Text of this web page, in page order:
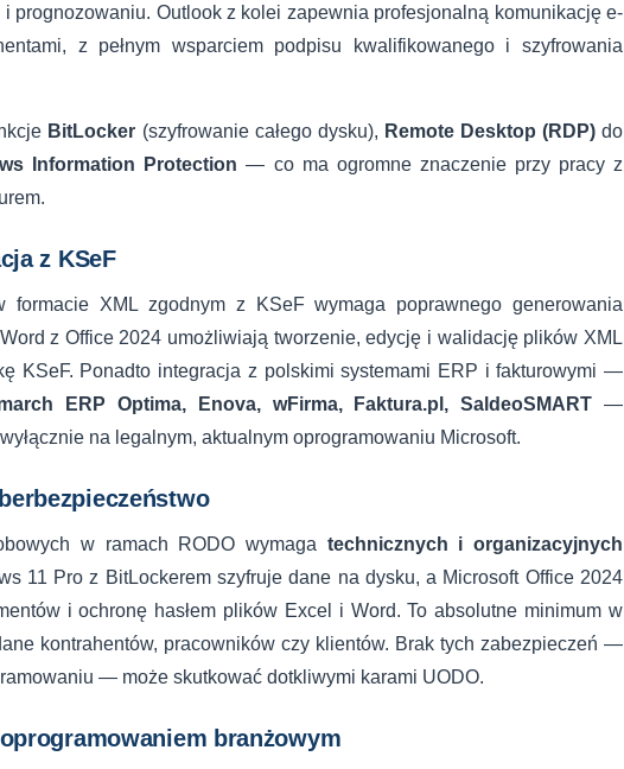
prognozowaniu. Outlook z kolei zapewnia profesjonalną komunikację e-
z pełnym wsparciem podpisu kwalifikowanego i szyfrowania
BitLocker (szyfrowanie całego dysku), Remote Desktop (RDP)do
Information Protection — co ma ogromne znaczenie przy pracy z
z KSeF
formacie XML zgodnym z KSeF wymaga poprawnego generowania
z Office 2024 umożliwiają tworzenie, edycję i walidację plików XML
KSeF. Ponadto integracja z polskimi systemami ERP i fakturowymi —
ERP Optima, Enova, wFirma, Faktura.pl, SaldeoSMART —
na legalnym, aktualnym oprogramowaniu Microsoft.
w ramach RODO wymaga technicznych i organizacyjnych
11 Pro z BitLockerem szyfruje dane na dysku, a Microsoft Office 2024
i ochronę hasłem plików Excel i Word. To absolutne minimum w
kontrahentów, pracowników czy klientów. Brak tych zabezpieczeń —
— może skutkować dotkliwymi karami UODO.
branżowym